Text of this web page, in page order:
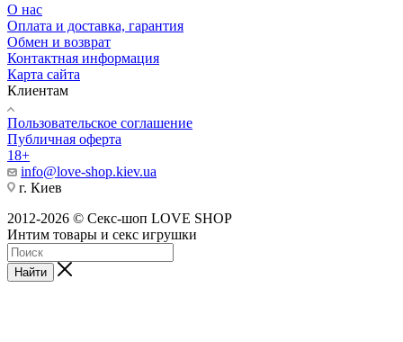
О нас
Оплата и доставка, гарантия
Обмен и возврат
Контактная информация
Карта сайта
Клиентам
Пользовательское соглашение
Публичная оферта
18+
info@love-shop.kiev.ua
г. Киев
2012-2026 © Секс-шоп LOVE SHOP
Интим товары и секс игрушки
Найти